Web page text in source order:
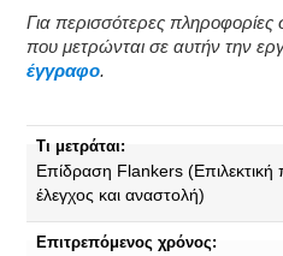
Για περισσότερες πληροφορίες
που μετρώνται σε αυτήν την
έγγραφο.
Τι μετράται:
Επίδραση Flankers (Επιλεκτική
έλεγχος και αναστολή)
Επιτρεπόμενος χρόνος: